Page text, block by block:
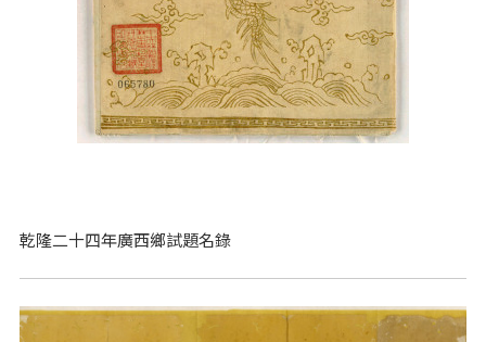
乾隆二十四年廣西鄉試題名錄